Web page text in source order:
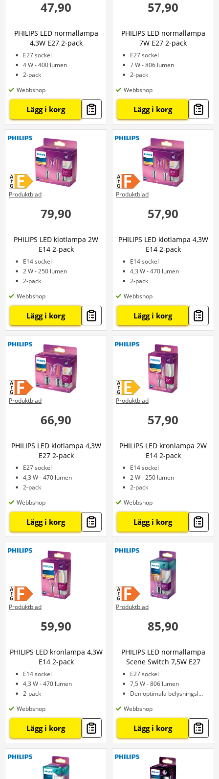
47,90
PHILIPS LED normallampa
4,3W E27 2-pack
E27 sockel
4 W - 400 lumen
2-pack
Webbshop
Lägg i korg
57,90
PHILIPS LED normallampa
7W E27 2-pack
E27 sockel
7 W - 806 lumen
2-pack
Webbshop
Lägg i korg
79,90
PHILIPS LED klotlampa 2W
E14 2-pack
E14 sockel
2 W - 250 lumen
2-pack
Produktblad
Webbshop
Lägg i korg
57,90
PHILIPS LED klotlampa 4,3W
E14 2-pack
E14 sockel
4,3 W - 470 lumen
2-pack
Produktblad
Webbshop
Lägg i korg
66,90
PHILIPS LED klotlampa 4,3W
E27 2-pack
E27 sockel
4,3 W - 470 lumen
2-pack
Produktblad
Webbshop
Lägg i korg
57,90
PHILIPS LED kronlampa 2W
E14 2-pack
E14 sockel
2 W - 250 lumen
2-pack
Produktblad
Webbshop
Lägg i korg
59,90
PHILIPS LED kronlampa 4,3W
E14 2-pack
E14 sockel
4,3 W - 470 lumen
2-pack
Produktblad
Webbshop
Lägg i korg
85,90
PHILIPS LED normallampa
Scene Switch 7,5W E27
E27 sockel
7,5 W - 806 lumen
Den optimala belysningslösningen
Produktblad
Webbshop
Lägg i korg